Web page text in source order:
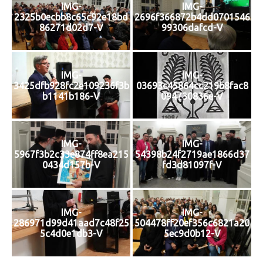
IMG-
2325b0ecbb8c65c92e18bd
86271d02d7-V
IMG-
2696f366872b4dd0701546
99306dafcd-V
IMG-
3425dfb928fc2e109236f3b
b1141b186-V
IMG-
03693c45864cc219b8fac8
094730836e-V
IMG-
5967f3b2c33e874ff8ea215
0434d157b-V
IMG-
54398b24f2719ae1866d37
fd3d81097f-V
IMG-
286971d99d41aad7c48f25
5c4d0e1db3-V
IMG-
504478ff20ef356c6821a20
5ec9d0b12-V